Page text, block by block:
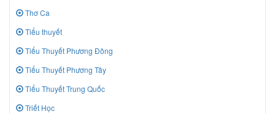
Thơ Ca
Tiểu thuyết
Tiểu Thuyết Phương Đông
Tiểu Thuyết Phương Tây
Tiểu Thuyết Trung Quốc
Triết Học